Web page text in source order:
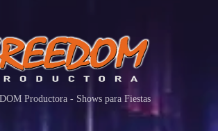
Productora - Shows para Fiestas